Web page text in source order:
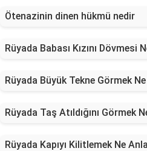
Ötenazinin dinen hükmü nedir
Rüyada Babası Kızını Dövmesi
Rüyada Büyük Tekne Görmek
Rüyada Taş Atıldığını Görmek
Rüyada Kapıyı Kilitlemek Ne